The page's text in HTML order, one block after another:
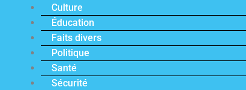
Culture
Éducation
Faits divers
Politique
Santé
Sécurité